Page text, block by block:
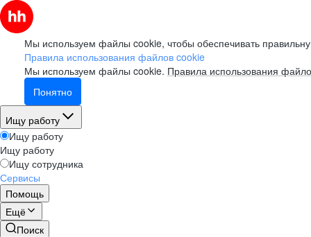
Мы используем файлы cookie, чтобы обеспечивать
Правила использования файлов cookie
Мы используем файлы cookie. Правила использования
Понятно
Ищу работу
Ищу работу
Ищу работу
Ищу сотрудника
Сервисы
Помощь
Ещё
Поиск